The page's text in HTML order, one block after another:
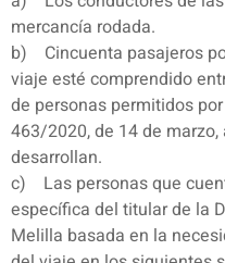
mercancía rodada.
b) Cincuenta pasajeros
viaje esté comprendido
de personas permitidos
463/2020, de 14 de
desarrollan.
c) Las personas que
específica del titular de la
Melilla basada en la